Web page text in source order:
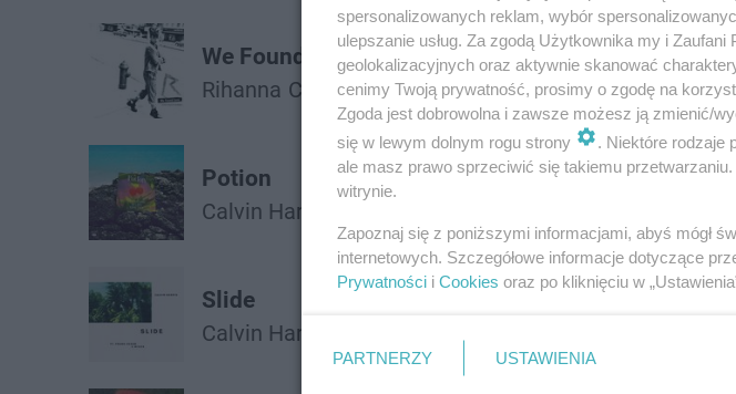
We Found Love
Rihanna Calvin Harris
Potion
Calvin Harris
Slide
Calvin Harris
Frank Ocean
spersonalizowanych reklam, wybór
ulepszanie usług. Za zgodą Użytkownika my i
geolokalizacyjnych oraz aktywnie skanować
cenimy Twoją prywatność, prosimy o zgodę na
Zgoda jest dobrowolna i zawsze możesz ją zmienić/
się w lewym dolnym rogu strony
. Niektóre rodzaje
ale masz prawo sprzeciwić się takiemu
witrynie.
Zapoznaj się z poniższymi informacjami, abyś mógł
internetowych. Szczegółowe informacje dotyczące
Prywatności i Cookies oraz po kliknięciu w
PARTNERZY USTAWIENIA